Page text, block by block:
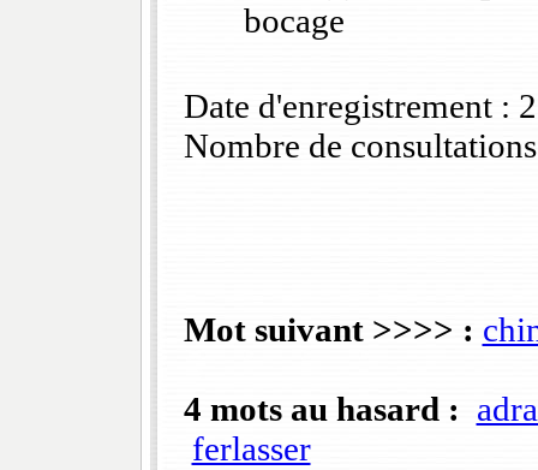
bocage
Date d'enregistrement :
Nombre de
Mot suivant >>>> :
4 mots au hasard :
ferlasser